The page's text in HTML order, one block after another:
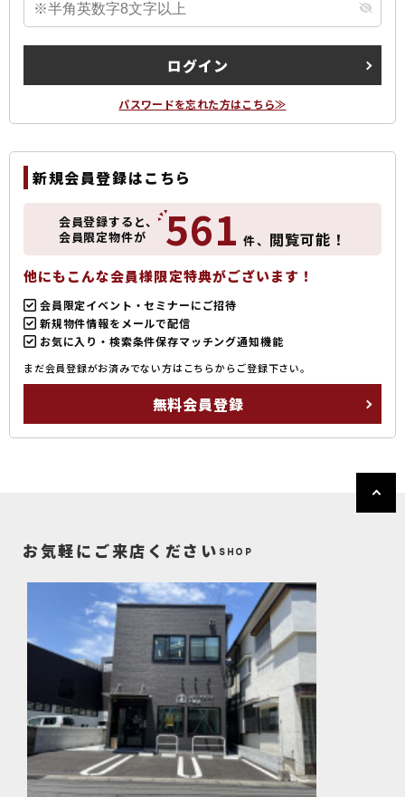
ログイン
パスワードを忘れた方はこちら≫
新規会員登録はこちら
会員登録すると、
会員限定物件が
561 件、 閲覧可能！
他にもこんな会員様限定特典がございます！
会員限定イベント・セミナーにご招待
新規物件情報をメールで配信
お気に入り・検索条件保存マッチング通知機能
まだ会員登録がお済みでない方はこちらからご登録下さい。
無料会員登録
お気軽にご来店ください SHOP